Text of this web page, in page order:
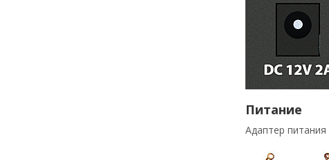
Питание
Адаптер питания